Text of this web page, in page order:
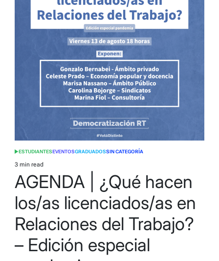
POSTED
IN
ESTUDIANTESEVENTOSGRADUADOSSIN CATEGORÍA
Estimated
read
time
3 min read
AGENDA | ¿Qué hacen
los/as licenciados/as en
Relaciones del Trabajo?
– Edición especial